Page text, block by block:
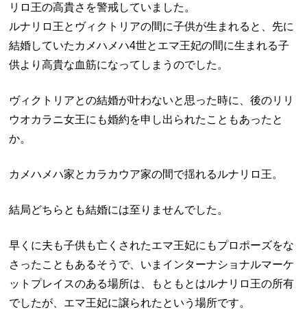
リロ王の高貴さを警戒していました。
ルナリロ王とヴィクトリアの間に子供が生まれると、先に
結婚していたカメハメハ4世とエマ王妃の間に生まれる子
供より高貴な血筋になってしまうのでした。
ヴィクトリアとの結婚が叶わないと思った時に、後のリリ
ウオカラニ女王にも婚約を申し出られたこともあったと
か。
カメハメハ家とカラカウア家の間で揺れるルナリロ王。
結局どちらとも結婚には至りませんでした。
早くに夫も子供も亡くされたエマ王妃にもプロポーズをな
さったこともあるそうで、いまインターナショナルマーケ
ットプレイスのある場所は、もともとはルナリロ王の所有
でしたが、エマ王妃に譲られたという場所です。